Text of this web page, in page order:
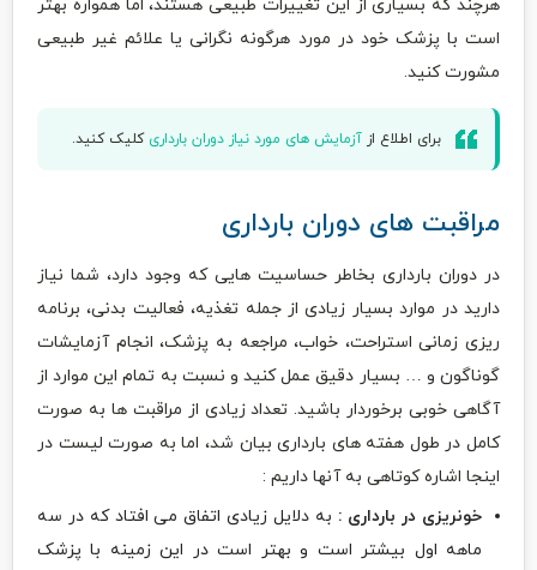
هرچند که بسیاری از این تغییرات طبیعی هستند، اما همواره بهتر
است با پزشک خود در مورد هرگونه نگرانی یا علائم غیر طبیعی
مشورت کنید.
برای اطلاع از آزمایش های مورد نیاز دوران بارداری کلیک کنید.
مراقبت های دوران بارداری
در دوران بارداری بخاطر حساسیت هایی که وجود دارد، شما نیاز
دارید در موارد بسیار زیادی از جمله تغذیه، فعالیت بدنی، برنامه
ریزی زمانی استراحت، خواب، مراجعه به پزشک، انجام آزمایشات
گوناگون و … بسیار دقیق عمل کنید و نسبت به تمام این موارد از
آگاهی خوبی برخوردار باشید. تعداد زیادی از مراقبت ها به صورت
کامل در طول هفته های بارداری بیان شد، اما به صورت لیست در
اینجا اشاره کوتاهی به آنها داریم :
خونریزی در بارداری : به دلایل زیادی اتفاق می افتاد که در سه
ماهه اول بیشتر است و بهتر است در این زمینه با پزشک